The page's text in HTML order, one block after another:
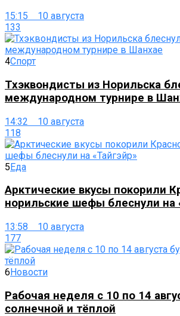
15:15 10 августа
133
4Спорт
Тхэквондисты из Норильска
международном турнире в
14:32 10 августа
118
5Еда
Арктические вкусы покорили
норильские шефы блеснули на
13:58 10 августа
177
6Новости
Рабочая неделя с 10 по 14
солнечной и тёплой